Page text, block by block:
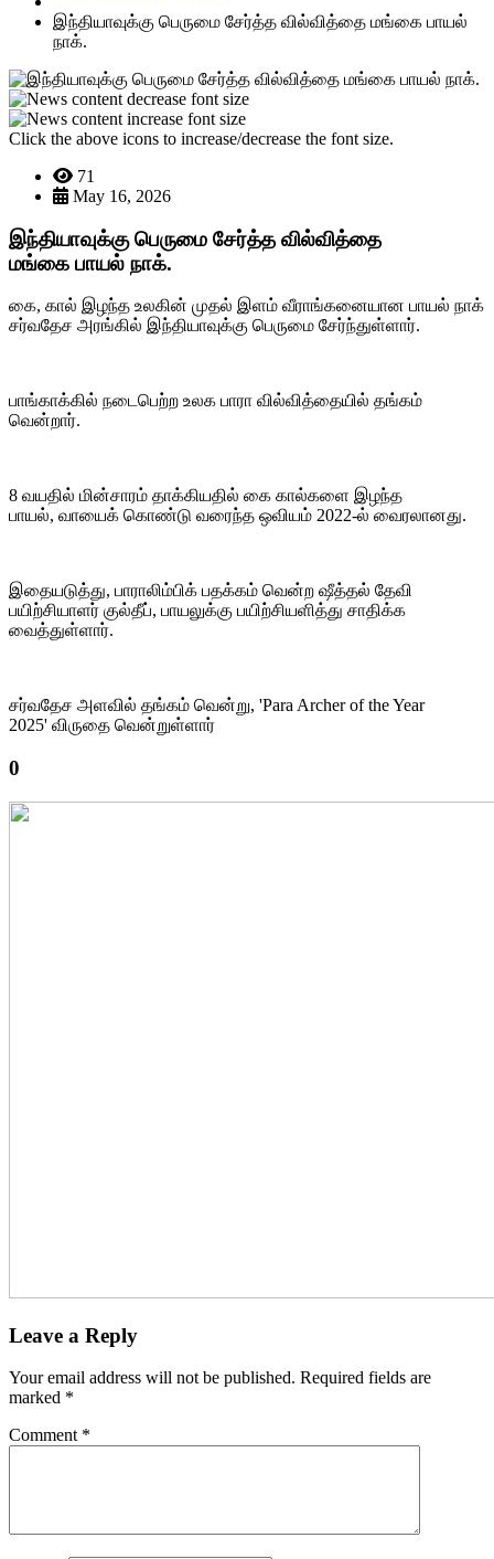
இந்தியாவுக்கு பெருமை சேர்த்த வில்வித்தை மங்கை பாயல்
நாக்.
Click the above icons to increase/decrease the font size.
71
May 16, 2026
இந்தியாவுக்கு பெருமை சேர்த்த வில்வித்தை
மங்கை பாயல் நாக்.
கை, கால் இழந்த உலகின் முதல் இளம் வீராங்கனையான பாயல் நாக்
சர்வதேச அரங்கில் இந்தியாவுக்கு பெருமை சேர்ந்துள்ளார்.
பாங்காக்கில் நடைபெற்ற உலக பாரா வில்வித்தையில் தங்கம்
வென்றார்.
8 வயதில் மின்சாரம் தாக்கியதில் கை கால்களை இழந்த
பாயல், வாயைக் கொண்டு வரைந்த ஒவியம் 2022-ல் வைரலானது.
இதையடுத்து, பாராலிம்பிக் பதக்கம் வென்ற ஷீத்தல் தேவி
பயிற்சியாளர் குல்தீப், பாயலுக்கு பயிற்சியளித்து சாதிக்க
வைத்துள்ளார்.
சர்வதேச அளவில் தங்கம் வென்று, 'Para Archer of the Year
2025' விருதை வென்றுள்ளார்
0
Leave a Reply
Your email address will not be published. Required fields are
marked *
Comment *